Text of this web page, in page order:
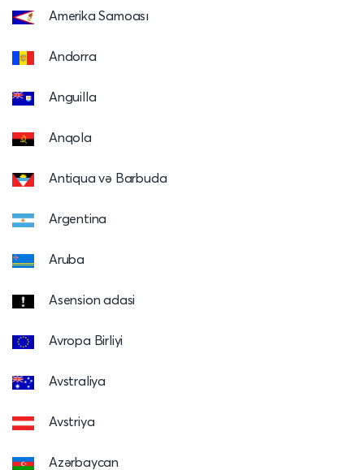
Amerika Samoası
Andorra
Anguilla
Anqola
Antiqua və Barbuda
Argentina
Aruba
Asension adasi
Avropa Birliyi
Avstraliya
Avstriya
Azərbaycan